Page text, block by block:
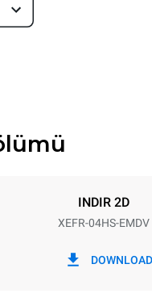
boyutu
INDIR 2D
XEFR-04HS-EMDV
DOWNLOAD